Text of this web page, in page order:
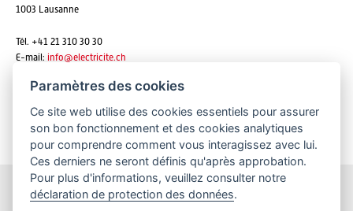
1003 Lausanne
Tél. +41 21 310 30 30
E-mail: info@electricite.ch
S'abonner aux newsletters
Restez informés
Paramètres des cookies
Ce site web utilise des cookies essentiels pour assurer
son bon fonctionnement et des cookies analytiques
pour comprendre comment vous interagissez avec lui.
Ces derniers ne seront définis qu'après approbation.
Pour plus d'informations, veuillez consulter notre
déclaration de protection des données.